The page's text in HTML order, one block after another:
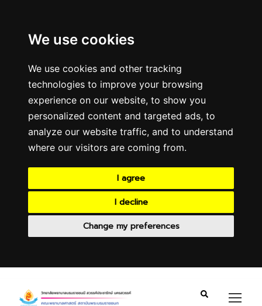
We use cookies
We use cookies and other tracking
technologies to improve your browsing
experience on our website, to show you
personalized content and targeted ads, to
analyze our website traffic, and to understand
where our visitors are coming from.
I agree
I decline
Change my preferences